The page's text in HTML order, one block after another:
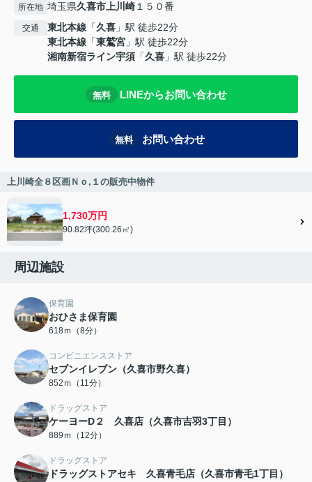
所在地 埼玉県久喜市上川崎１５０番
交通 東北本線 「久喜 」駅 徒歩22分
東北本線 「東鷲宮 」駅 徒歩22分
湘南新宿ライン宇須 「久喜 」駅 徒歩22分
無料 LINEからお問い合わせ
無料 お問い合わせ
上川崎全８区画Ｎｏ,１の販売中物件
1,730万円
90.82坪(300.26㎡)
周辺施設
保育園
おひさま保育園
618ｍ（8分）
コンビニエンスストア
セブンイレブン（久喜市野久喜）
852ｍ（11分）
ドラッグストア
ケーヨーD２ 久喜店（久喜市吉羽3丁目）
889ｍ（12分）
ドラッグストア
ドラッグストアセキ 久喜青毛店（久喜市青毛1丁目）